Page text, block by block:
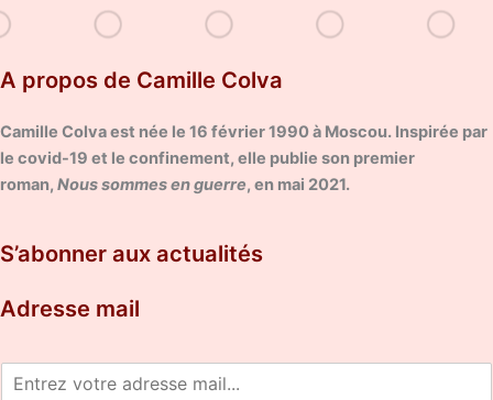
A propos de Camille Colva
Camille Colva est née le 16 février 1990 à Moscou. Inspirée par
le covid-19 et le confinement, elle publie son premier
roman, Nous sommes en guerre, en mai 2021.
S’abonner aux actualités
Adresse mail